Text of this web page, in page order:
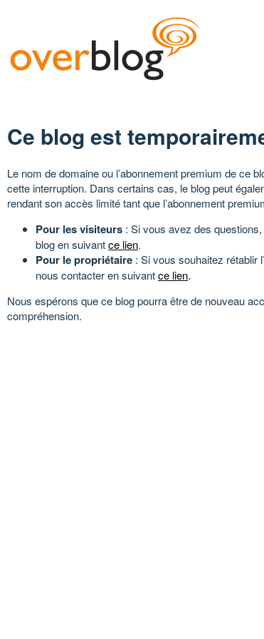
Ce blog est
Le nom de domaine ou l’abonnement premium de ce
cette interruption. Dans certains cas, le blog peut
rendant son accès limité tant que l’abonnement
Pour les visiteurs : Si vous avez des
blog en suivantce lien.
Pour le propriétaire : Si vous souhaitez rétablir
nous contacter en suivantce lien.
Nous espérons que ce blog pourra être de nouveau
compréhension.